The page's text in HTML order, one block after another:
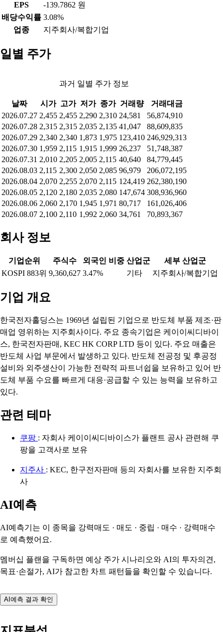
EPS
-139.7862 원
배당수익률 3.08%
업종
지주회사/복합기업
일별 주가
과거 일별 주가 정보
날짜 시가 고가 저가 종가 거래량
거래대금
2026.07.27 2,455 2,455 2,290 2,310 24,581
56,874,910
2026.07.28 2,315 2,315 2,035 2,135 41,047
88,609,835
2026.07.29 2,340 2,340 1,873 1,975 123,410 246,929,313
2026.07.30 1,959 2,115 1,915 1,999 26,237
51,748,387
2026.07.31 2,010 2,205 2,005 2,115 40,640
84,779,445
2026.08.03 2,115 2,300 2,050 2,085 96,979
206,072,195
2026.08.04 2,070 2,255 2,070 2,115 124,419 262,380,190
2026.08.05 2,120 2,180 2,035 2,080 147,674 308,936,960
2026.08.06 2,060 2,170 1,945 1,971 80,717
161,026,406
2026.08.07 2,100 2,110 1,992 2,060 34,761 70,893,367
회사 정보
기업순위 주식수 외국인 비중 산업군
세부 산업군
KOSPI 883위 9,360,627 3.47% 기타 지주회사/복합기업
기업 개요
한국전자홀딩스는 1969년 설립된 기업으로 반도체 부품 제조·판
매업 영위하는 지주회사이다. 주요 종속기업은 케이이씨디바이
스, 한국전자판매, KEC HK CORP LTD 등이 있다. 주요 매출은
반도체 사업 부문에서 발생하고 있다. 반도체 전공정 및 후공정
설비와 외주생산이 가능한 전략적 파트너쉽을 보유하고 있어 반
도체 부품 수요를 빠르게 대응·공급할 수 있는 능력을 보유하고
있다.
관련 테마
쿠팡 : 자회사 케이이씨디바이스가 플랜트 공사 관련해 쿠
팡을 고객사로 보유
지주사 : KEC, 한구전자판매 등의 자회사를 보유한 지주회
사
AI예측
AI예측기는 이 종목을 강력매도 · 매도 · 중립 · 매수 · 강력매수
로 예측했어요.
멤버십 플랜을 구독하면 예상 주가 시나리오와 AI의 투자의견,
목표·손절가, AI가 참고한 차트 패턴들을 확인할 수 있습니다.
AI예측 결과 확인